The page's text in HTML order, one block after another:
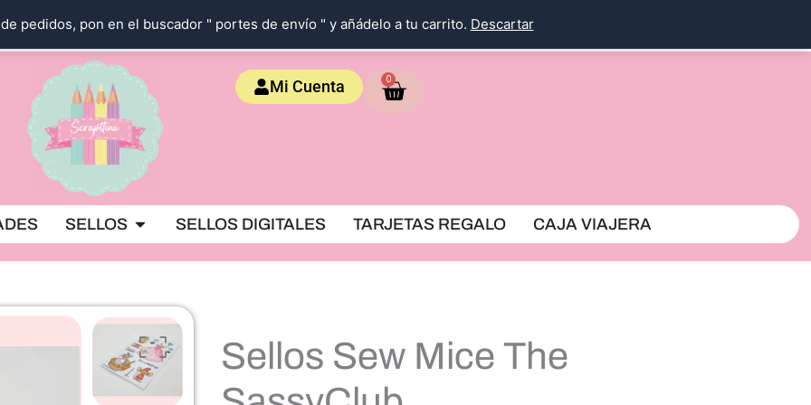
pedidos, pon en el buscador " portes de envío " y añádelo a tu carrito. Descartar
Mi Cuenta 0
Carrito
SELLOS Abrir SELLOSSELLOS DIGITALES TARJETAS REGALO CAJA VIAJERA
Sellos Sew Mice The